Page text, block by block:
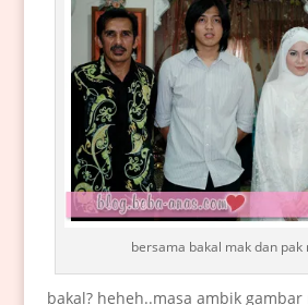
bersama bakal mak dan pak
bakal? heheh..masa ambik